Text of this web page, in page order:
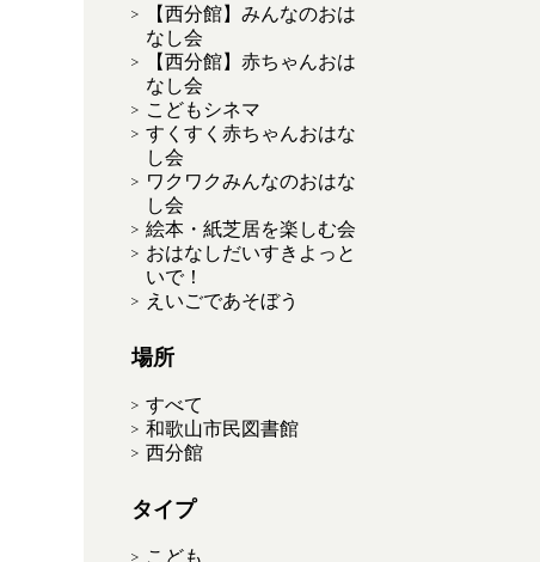
【西分館】みんなのおは
なし会
【西分館】赤ちゃんおは
なし会
こどもシネマ
すくすく赤ちゃんおはな
し会
ワクワクみんなのおはな
し会
絵本・紙芝居を楽しむ会
おはなしだいすきよっと
いで！
えいごであそぼう
場所
すべて
和歌山市民図書館
西分館
タイプ
こども